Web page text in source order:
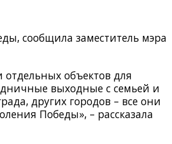
сообщила заместитель мэра
объектов для
выходные с семьей и
других городов – все они
Победы», – рассказала